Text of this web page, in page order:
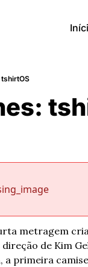
metragem
direção de Kim
a primeira